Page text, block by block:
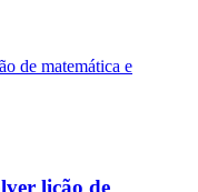
lição de